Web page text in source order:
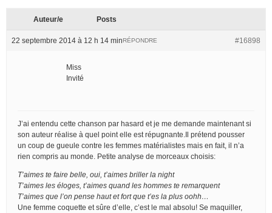
Auteur/e Posts
22 septembre 2014 à 12 h 14 min #16898
RÉPONDRE
Miss
Invité
J’ai entendu cette chanson par hasard et je me demande maintenant si
son auteur réalise à quel point elle est répugnante.Il prétend pousser
un coup de gueule contre les femmes matérialistes mais en fait, il n’a
rien compris au monde. Petite analyse de morceaux choisis:
T’aimes te faire belle, oui, t’aimes briller la night
T’aimes les éloges, t’aimes quand les hommes te remarquent
T’aimes que l’on pense haut et fort que t’es la plus oohh…
Une femme coquette et sûre d’elle, c’est le mal absolu! Se maquiller,